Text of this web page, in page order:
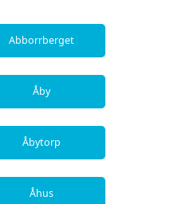
Abborrberget
Åby
Åbytorp
Åhus